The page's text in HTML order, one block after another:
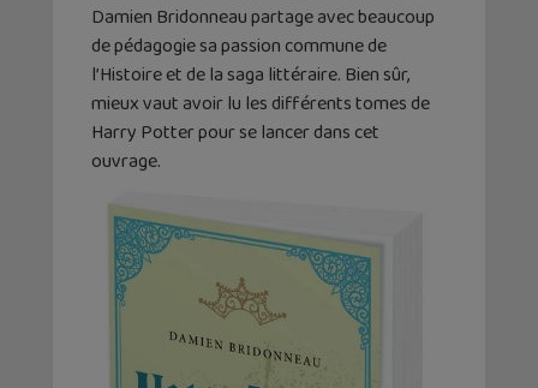
Damien Bridonneau partage avec beaucoup
de pédagogie sa passion commune de
l’Histoire et de la saga littéraire. Bien sûr,
mieux vaut avoir lu les différents tomes de
Harry Potter pour se lancer dans cet
ouvrage.